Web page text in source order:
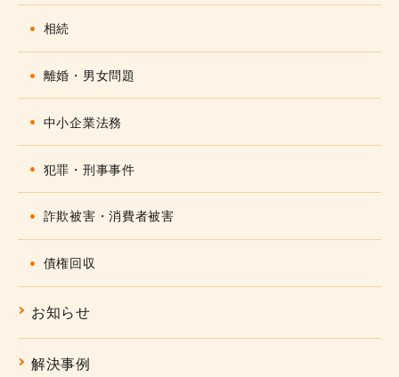
相続
離婚・男女問題
中小企業法務
犯罪・刑事事件
詐欺被害・消費者被害
債権回収
お知らせ
解決事例